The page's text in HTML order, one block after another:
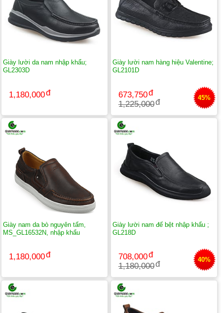
Giày lười da nam nhập khẩu;
GL2303D
1,180,000
Giày lười nam hàng hiệu Valentine;
GL2101D
673,750
1,225,000
45%
Giày nam da bò nguyên tấm,
MS_GL16532N, nhập khẩu
1,180,000
Giày lười nam đế bệt nhập khẩu ;
GL218D
708,000
1,180,000
40%